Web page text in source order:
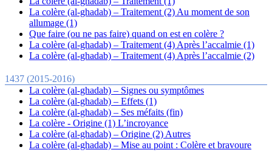
La colère (al-ghadab) – Traitement (2) Au moment de son
allumage (1)
Que faire (ou ne pas faire) quand on est en colère ?
La colère (al-ghadab) – Traitement (4) Après l’accalmie (1)
La colère (al-ghadab) – Traitement (4) Après l’accalmie (2)
1437 (2015-2016)
La colère (al-ghadab) – Signes ou symptômes
La colère (al-ghadab) – Effets (1)
La colère (al-ghadab) – Ses méfaits (fin)
La colère - Origine (1) L’incroyance
La colère (al-ghadab) – Origine (2) Autres
La colère (al-ghadab) – Mise au point : Colère et bravoure